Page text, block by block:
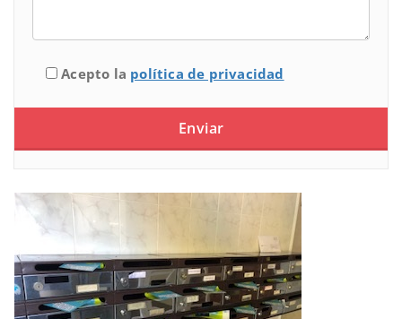
Acepto la política de privacidad